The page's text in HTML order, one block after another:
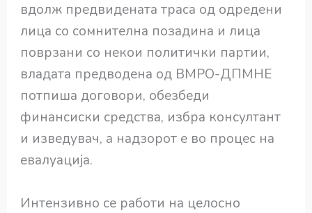
вдолж предвидената траса од одредени
лица со сомнителна позадина и лица
поврзани со некои политички партии,
владата предводена од ВМРО-ДПМНЕ
потпиша договори, обезбеди
финансиски средства, избра консултант
и изведувач, а надзорот е во процес на
евалуација.
Интензивно се работи на целосно